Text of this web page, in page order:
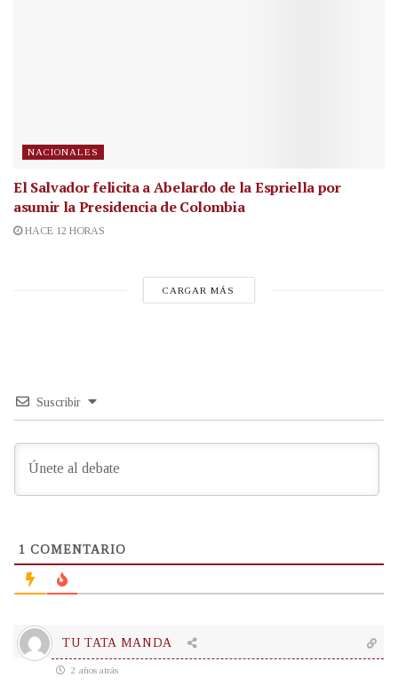
NACIONALES
El Salvador felicita a Abelardo de la Espriella por
asumir la Presidencia de Colombia
HACE 12 HORAS
CARGAR MÁS
Suscribir
1 COMENTARIO
TU TATA MANDA
2 años atrás